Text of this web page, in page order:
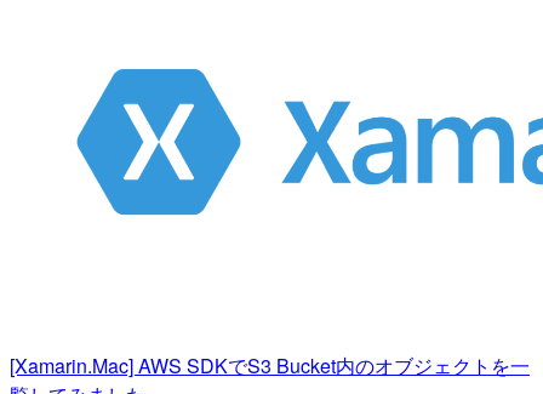
[Xamarin.Mac] AWS SDKでS3 Bucket内のオブジェクトを一